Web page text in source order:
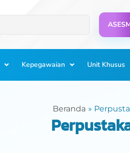
Kepegawaian Unit Khusus
Beranda